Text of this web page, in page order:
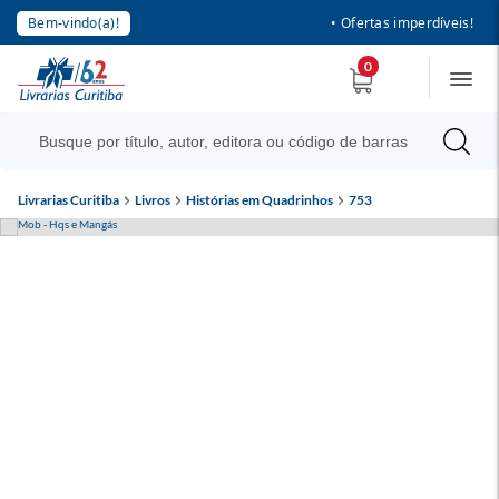
Bem-vindo(a)! • Ofertas imperdíveis!
0
Livrarias Curitiba Livros Histórias em Quadrinhos 753